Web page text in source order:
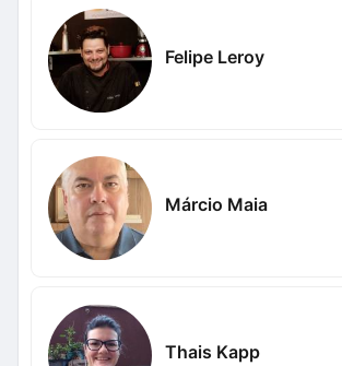
Felipe Leroy
Márcio Maia
Thais Kapp